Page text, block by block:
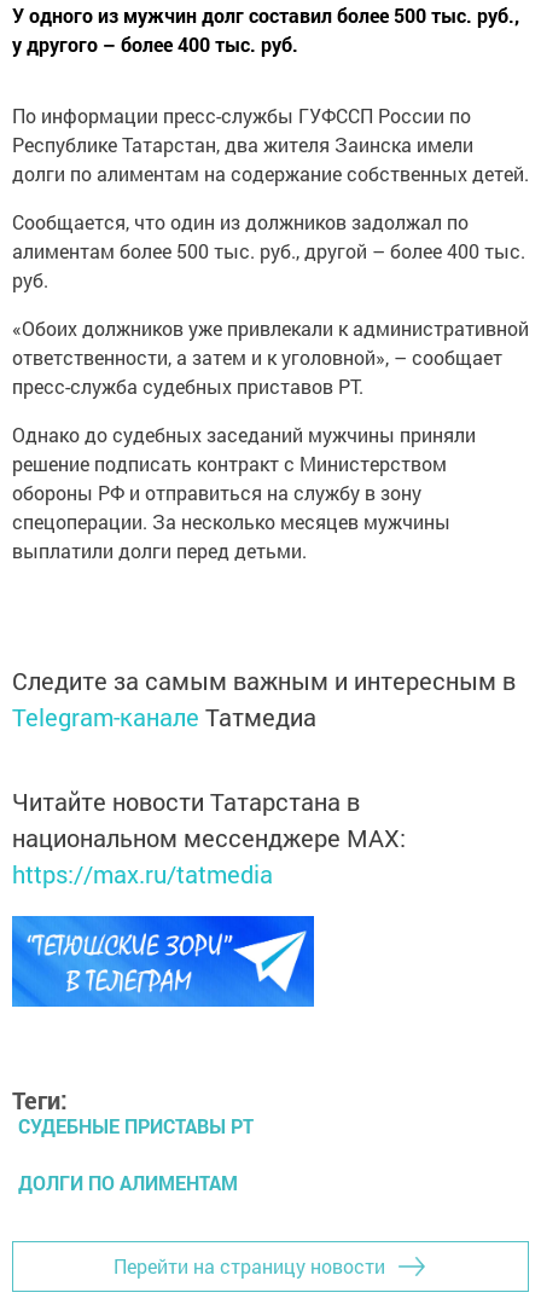
У одного из мужчин долг составил более 500 тыс. руб.,
у другого – более 400 тыс. руб.
По информации пресс-службы ГУФССП России по
Республике Татарстан, два жителя Заинска имели
долги по алиментам на содержание собственных детей.
Сообщается, что один из должников задолжал по
алиментам более 500 тыс. руб., другой – более 400 тыс.
руб.
«Обоих должников уже привлекали к административной
ответственности, а затем и к уголовной», – сообщает
пресс-служба судебных приставов РТ.
Однако до судебных заседаний мужчины приняли
решение подписать контракт с Министерством
обороны РФ и отправиться на службу в зону
спецоперации. За несколько месяцев мужчины
выплатили долги перед детьми.
Следите за самым важным и интересным в
Telegram-канале Татмедиа
Читайте новости Татарстана в
национальном мессенджере MАХ:
https://max.ru/tatmedia
Теги:
СУДЕБНЫЕ ПРИСТАВЫ РТ
ДОЛГИ ПО АЛИМЕНТАМ
Перейти на страницу новости